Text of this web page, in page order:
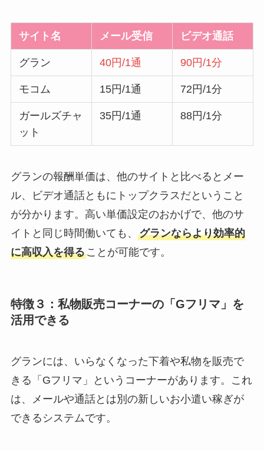
サイト名 メール受信 ビデオ通話
グラン 40円/1通 90円/1分
モコム 15円/1通 72円/1分
ガールズチャ
ット
35円/1通 88円/1分
グランの報酬単価は、他のサイトと比べるとメー
ル、ビデオ通話ともにトップクラスだということ
が分かります。高い単価設定のおかげで、他のサ
イトと同じ時間働いても、 グランならより効率的
に高収入を得ることが可能です。
特徴３：私物販売コーナーの「Gフリマ」を
活用できる
グランには、いらなくなった下着や私物を販売で
きる「Gフリマ」というコーナーがあります。これ
は、メールや通話とは別の新しいお小遣い稼ぎが
できるシステムです。